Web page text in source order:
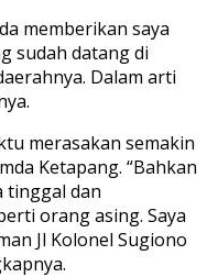
memberikan saya
sudah datang di
Dalam arti
merasakan semakin
Ketapang. “Bahkan
tinggal dan
orang asing. Saya
Jl Kolonel Sugiono